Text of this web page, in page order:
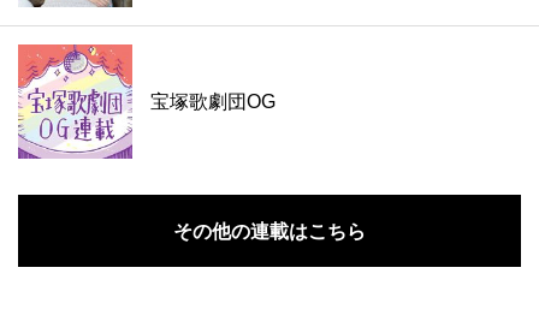
宝塚歌劇団OG
その他の連載はこちら